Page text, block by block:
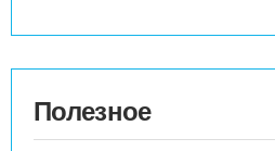
Полезное